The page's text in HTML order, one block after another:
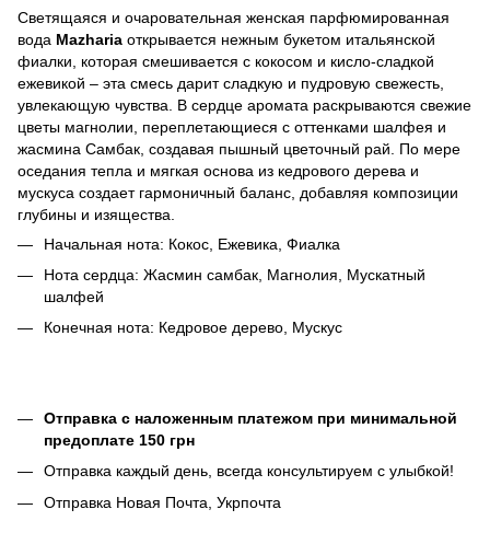
Светящаяся и очаровательная женская парфюмированная
вода Mazharia открывается нежным букетом итальянской
фиалки, которая смешивается с кокосом и кисло-сладкой
ежевикой – эта смесь дарит сладкую и пудровую свежесть,
увлекающую чувства. В сердце аромата раскрываются свежие
цветы магнолии, переплетающиеся с оттенками шалфея и
жасмина Самбак, создавая пышный цветочный рай. По мере
оседания тепла и мягкая основа из кедрового дерева и
мускуса создает гармоничный баланс, добавляя композиции
глубины и изящества.
Начальная нота: Кокос, Ежевика, Фиалка
Нота сердца: Жасмин самбак, Магнолия, Мускатный
шалфей
Конечная нота: Кедровое дерево, Мускус
Отправка с наложенным платежом при минимальной
предоплате 150 грн
Отправка каждый день, всегда консультируем с улыбкой!
Отправка Новая Почта, Укрпочта